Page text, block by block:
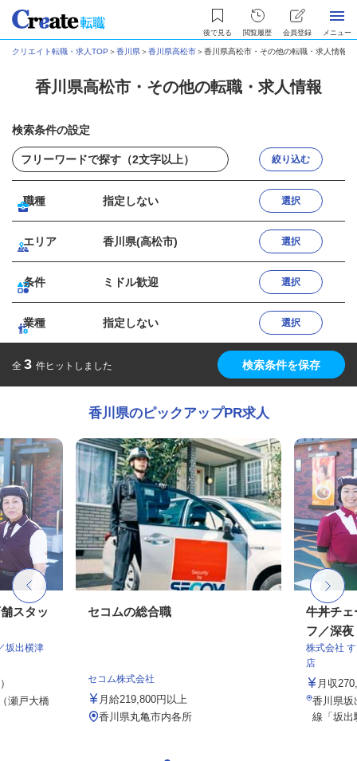
後で見る 閲覧履歴 会員登録 メニュー
クリエイト転職・求人TOP ＞香川県＞香川県高松市＞香川県高松市・その他の転職・求人情報
香川県高松市・その他の転職・求人情報
検索条件の設定
絞り込む
職種 指定しない 選択
エリア 香川県(高松市) 選択
条件 ミドル歓迎 選択
業種 指定しない 選択
全 3 件ヒットしました 検索条件を保存
香川県のピックアップPR求人
スタッ
坂出横津
瀬戸大橋
セコムの総合職
セコム株式会社
月給219,800円以上
香川県丸亀市内各所
牛丼チェ
フ／深夜
株式会社
店
月収
香川県坂
線「坂出